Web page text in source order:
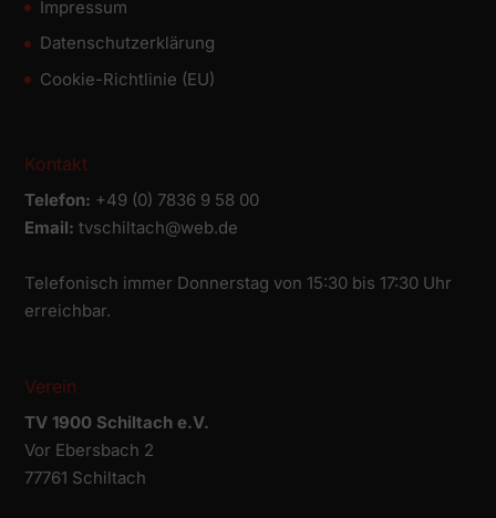
Impressum
Datenschutz­erklärung
Cookie-Richtlinie (EU)
Kontakt
Telefon: +49 (0) 7836 9 58 00
Email: tvschiltach@web.de
Telefonisch immer Donnerstag von 15:30 bis 17:30 Uhr
erreichbar.
Verein
TV 1900 Schiltach e.V.
Vor Ebersbach 2
77761 Schiltach